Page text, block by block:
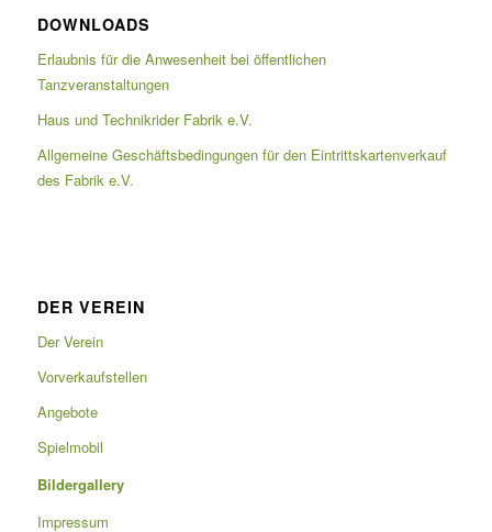
DOWNLOADS
Erlaubnis für die Anwesenheit bei öffentlichen
Tanzveranstaltungen
Haus und Technikrider Fabrik e.V.
Allgemeine Geschäftsbedingungen für den Eintrittskartenverkauf
des Fabrik e.V.
DER VEREIN
Der Verein
Vorverkaufstellen
Angebote
Spielmobil
Bildergallery
Impressum